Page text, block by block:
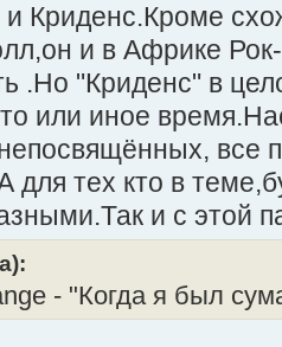
Криденс.Кроме
и в Африке
.Но "Криденс" в
или иное
все
для тех кто в
и с этой
- "Когда я был